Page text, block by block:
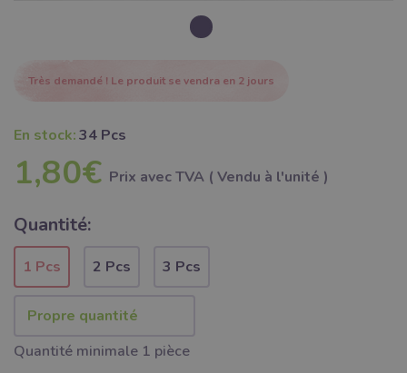
Très demandé ! Le produit se vendra en 2 jours
En stock:34 Pcs
1,80€ Prix ​​avec TVA ( Vendu à l'unité )
Quantité:
1 Pcs 2 Pcs 3 Pcs
Quantité minimale 1 pièce